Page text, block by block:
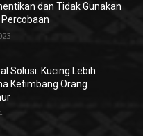
dan Tidak Gunakan
Solusi: Kucing Lebih
Ketimbang Orang